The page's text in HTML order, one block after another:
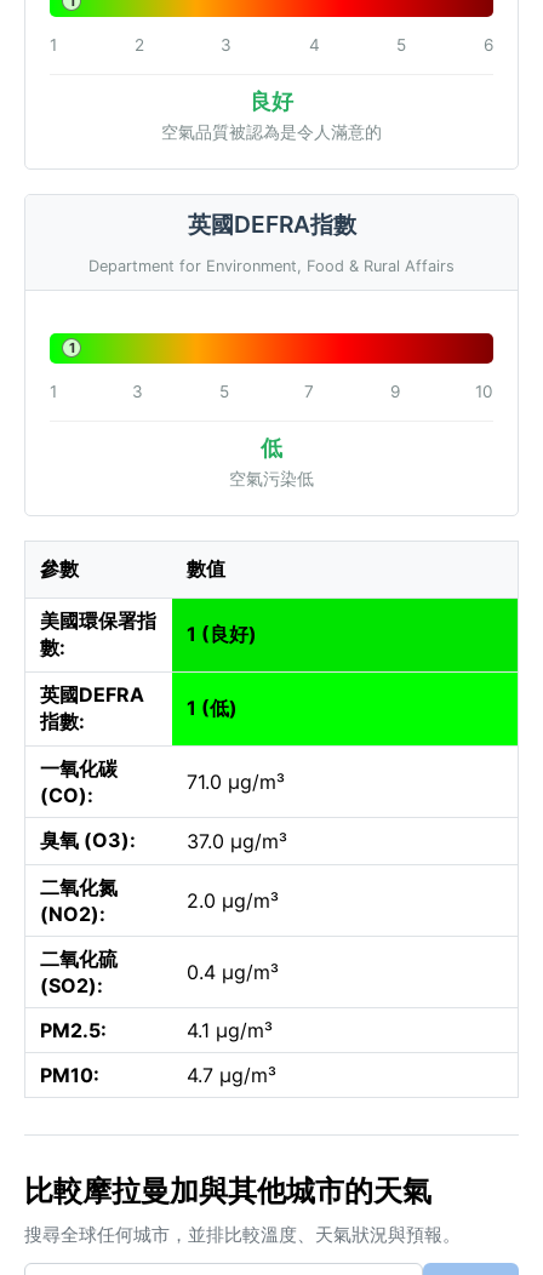
1 2 3 4 5 6
良好
空氣品質被認為是令人滿意的
英國DEFRA指數
Department for Environment, Food & Rural Affairs
1
1 3 5 7 9 10
低
空氣污染低
參數 數值
美國環保署指
數:
1 (良好)
英國DEFRA
指數:
1 (低)
一氧化碳
(CO):
71.0 µg/m³
臭氧 (O3):
37.0 µg/m³
二氧化氮
(NO2):
2.0 µg/m³
二氧化硫
(SO2):
0.4 µg/m³
PM2.5:
4.1 µg/m³
PM10:
4.7 µg/m³
比較摩拉曼加與其他城市的天氣
搜尋全球任何城市，並排比較溫度、天氣狀況與預報。